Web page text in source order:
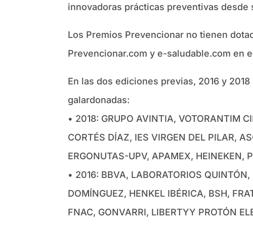
innovadoras prácticas preventivas
Los Premios Prevencionar no tienen
Prevencionar.com y e-saludable.com en
En las dos ediciones previas, 2016 y
galardonadas:
• 2018: GRUPO AVINTIA, VOTORANTIM
CORTÉS DÍAZ, IES VIRGEN DEL PILAR,
ERGONUTAS-UPV, APAMEX, HEINEKEN,
• 2016: BBVA, LABORATORIOS
DOMÍNGUEZ, HENKEL IBÉRICA, BSH,
FNAC, GONVARRI, LIBERTYY PROTÓN